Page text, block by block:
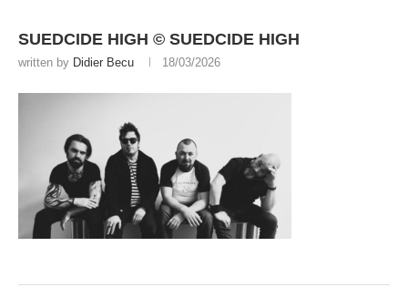
SUEDCIDE HIGH © SUEDCIDE HIGH
written by Didier Becu 18/03/2026